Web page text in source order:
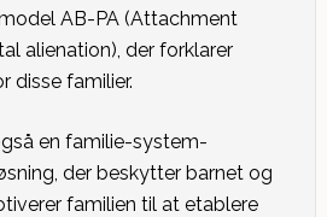
AB-PA (Attachment
alienation), der forklarer
disse familier.
en familie-system-
der beskytter barnet og
familien til at etablere